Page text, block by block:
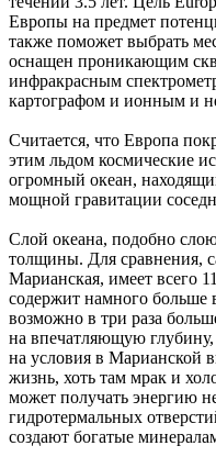
Европы на предмет
также поможет выбрать
оснащен проникающим
инфракрасным
картографом и ионным и
Считается, что Европа
этим льдом космические
огромный океан,
мощной гравитации
Слой океана, подобно
толщины. Для сравнения,
Марианская, имеет всего
содержит намного больше
возможно в три раза
на впечатляющую
на условия в Марианской
жизнь, хоть там мрак и
может получать энергию
гидротермальных
создают богатые